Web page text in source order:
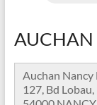
AUCHAN
Auchan Nancy
127, Bd Lobau,